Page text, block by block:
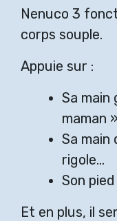
Nenuco 3
corps souple.
Appuie sur :
Sa main
maman
Sa main
rigole…
Son
Et en plus, il